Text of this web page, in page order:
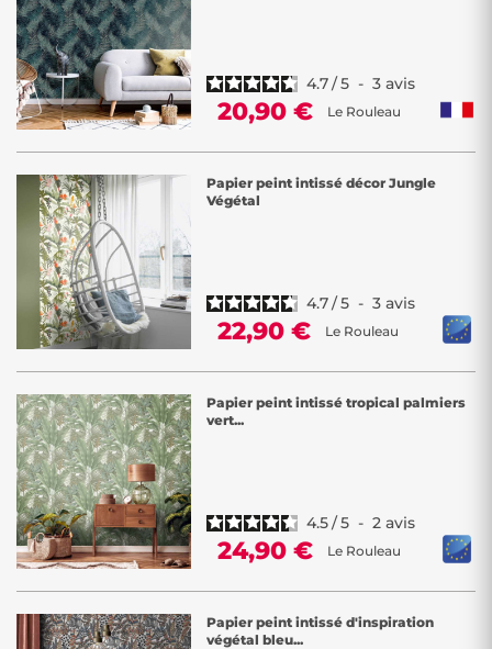
4.7/5 - 3 avis
20,90 € Le Rouleau
Papier peint intissé décor Jungle
Végétal
4.7/5 - 3 avis
22,90 € Le Rouleau
Papier peint intissé tropical palmiers
vert...
4.5/5 - 2 avis
24,90 € Le Rouleau
Papier peint intissé d'inspiration
végétal bleu...